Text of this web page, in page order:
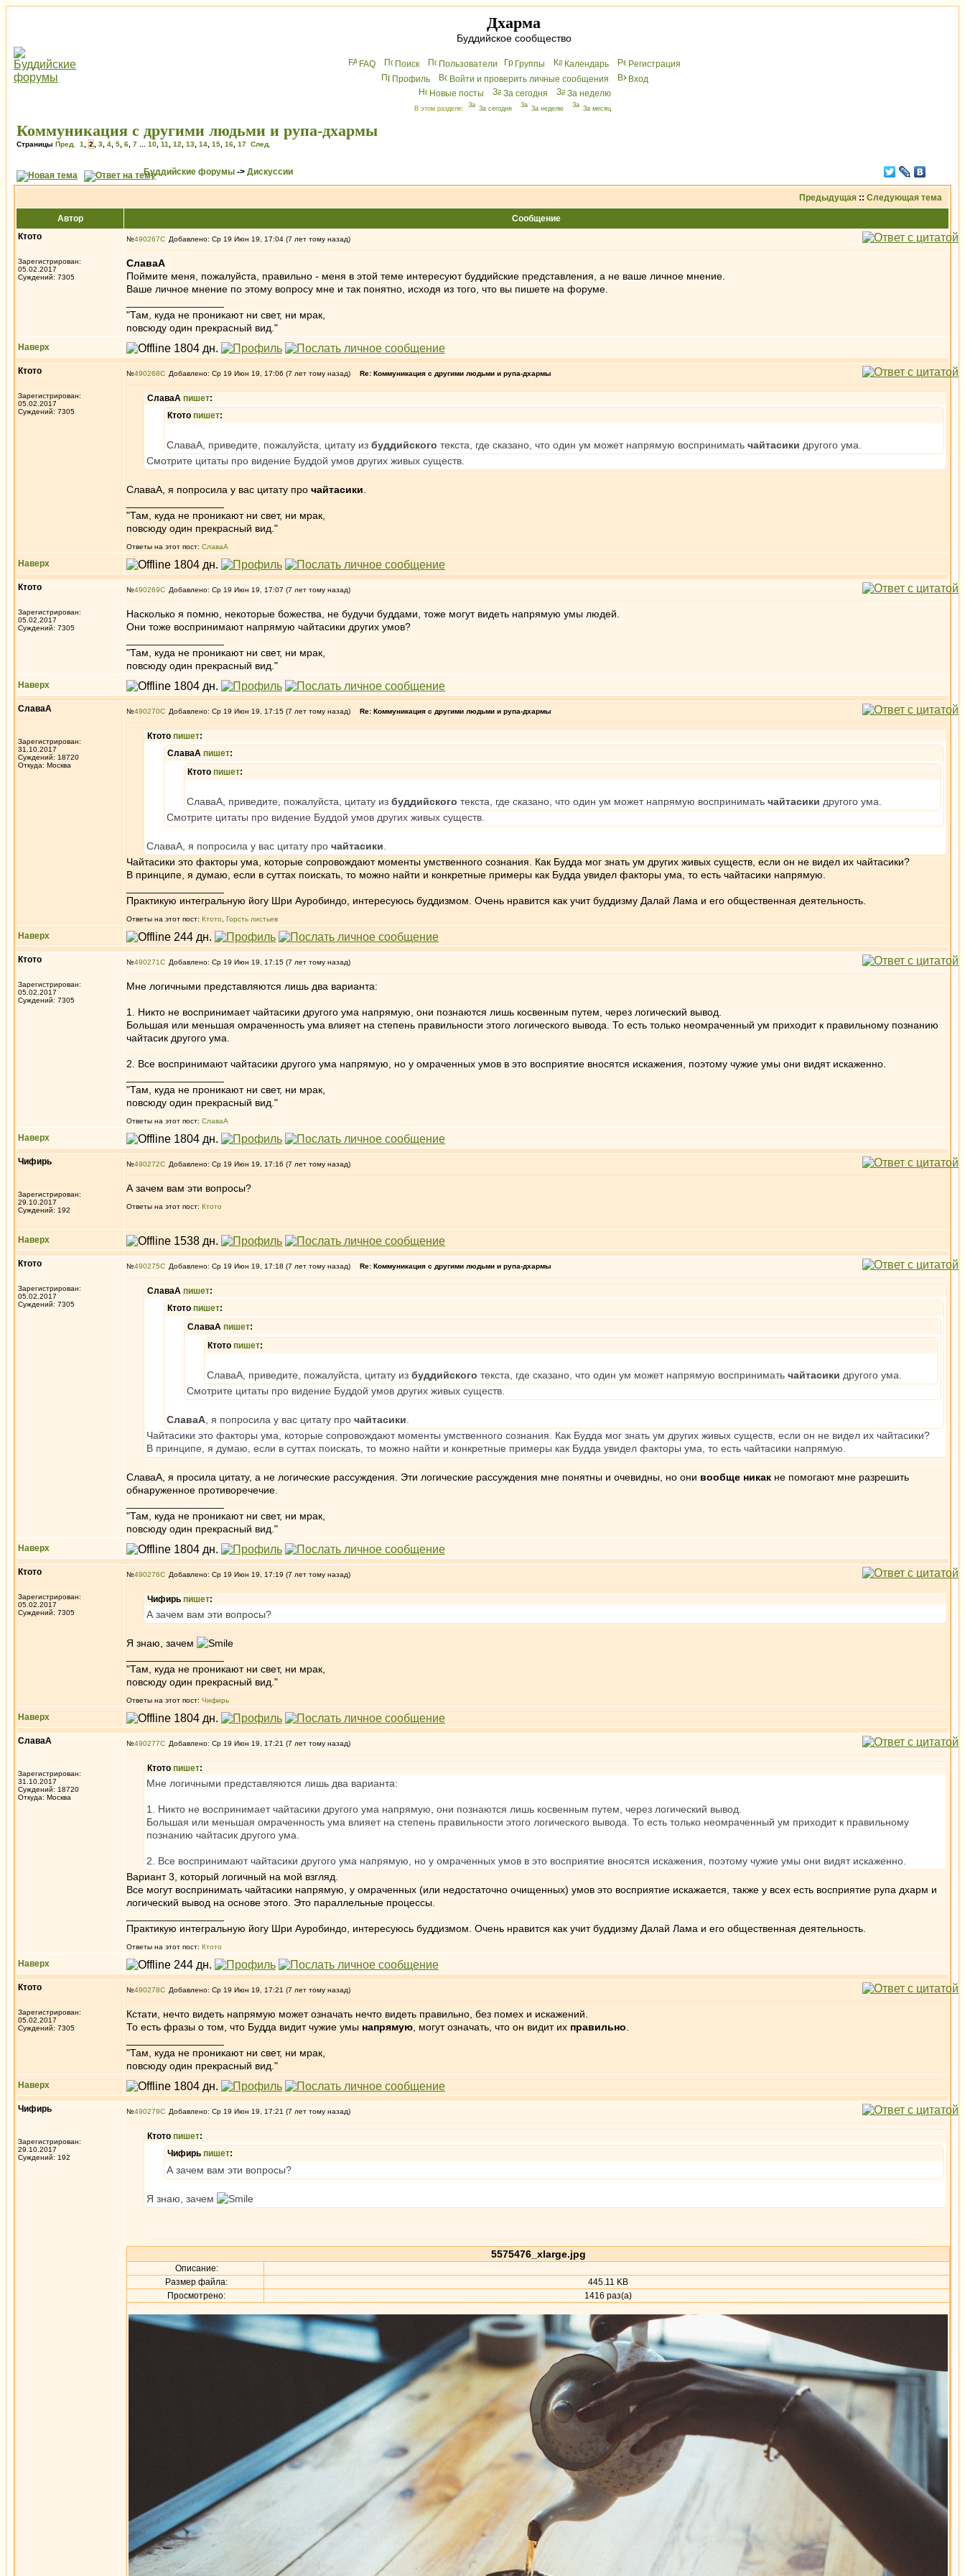
Дхарма
Буддийское сообщество
FAQ Поиск Пользователи Группы Календарь
Peгиcтрaция
Профиль
Войти и проверить личные сообщения
Вхoд
Новые посты
За сегодня За неделю
В этом разделе: За сегодня За неделю За месяц
Коммуникация с другими людьми и рупа-дхармы
Страницы Пред. 1 2 3 4 5 6 7 10 11 12 13 14 15 16 17 След.
Буддийские форумы -> Дискуссии
Предыдущая :: Следующая тема
Автор
Сообщение
Ктото
Зарегистрирован:
05.02.2017
Суждений: 7305
№490267 Добавлено: Ср 19 Июн 19, 17:04 (7 лет тому назад)
СлаваА
Поймите меня, пожалуйста, правильно - меня в этой теме интересуют буддийские представления, а не ваше личное мнение.
Ваше личное мнение по этому вопросу мне и так понятно, исходя из того, что вы пишете на форуме.
"Там, куда не проникают ни свет, ни мрак,
повсюду один прекрасный вид."
Наверх
Ктото
Зарегистрирован:
05.02.2017
Суждений: 7305
№490268 Добавлено: Ср 19 Июн 19, 17:06 (7 лет тому назад) Re: Коммуникация с другими людьми и рупа-дхармы
СлаваА пишет:
Ктото пишет:
СлаваА, приведите, пожалуйста, цитату из буддийского текста, где сказано, что один ум может напрямую воспринимать чайтасики другого ума.
Смотрите цитаты про видение Буддой умов других живых существ.
СлаваА, я попросила у вас цитату про чайтасики
"Там, куда не проникают ни свет, ни мрак,
повсюду один прекрасный вид."
Ответы на этот пост: СлаваА
Наверх
Ктото
Зарегистрирован:
05.02.2017
Суждений: 7305
№490269 Добавлено: Ср 19 Июн 19, 17:07 (7 лет тому назад)
Насколько я помню, некоторые божества, не будучи буддами, тоже могут видеть напрямую умы людей.
Они тоже воспринимают напрямую чайтасики других умов?
"Там, куда не проникают ни свет, ни мрак,
повсюду один прекрасный вид."
Наверх
СлаваА
Зарегистрирован:
31.10.2017
Суждений: 18720
Откуда: Москва
№490270 Добавлено: Ср 19 Июн 19, 17:15 (7 лет тому назад) Re: Коммуникация с другими людьми и рупа-дхармы
Ктото пишет:
СлаваА пишет:
Ктото пишет:
СлаваА, приведите, пожалуйста, цитату из буддийского текста, где сказано, что один ум может напрямую воспринимать чайтасики другого ума.
Смотрите цитаты про видение Буддой умов других живых существ.
СлаваА, я попросила у вас цитату про чайтасики
Чайтасики это факторы ума, которые сопровождают моменты умственного сознания. Как Будда мог знать ум других живых существ, если он не видел их чайтасики?
В принципе, я думаю, если в суттах поискать, то можно найти и конкретные примеры как Будда увидел факторы ума, то есть чайтасики напрямую.
Практикую интегральную йогу Шри Ауробиндо, интересуюсь буддизмом. Очень нравится как учит буддизму Далай Лама и его общественная деятельность.
Ответы на этот пост: Ктото Горсть листьев
Наверх
Ктото
Зарегистрирован:
05.02.2017
Суждений: 7305
№490271 Добавлено: Ср 19 Июн 19, 17:15 (7 лет тому назад)
Мне логичными представляются лишь два варианта:
1. Никто не воспринимает чайтасики другого ума напрямую, они познаются лишь косвенным путем, через логический вывод.
Большая или меньшая омраченность ума влияет на степень правильности этого логического вывода. То есть только неомраченный ум приходит к правильному познанию
чайтасик другого ума.
2. Все воспринимают чайтасики другого ума напрямую, но у омраченных умов в это восприятие вносятся искажения, поэтому чужие умы они видят искаженно.
"Там, куда не проникают ни свет, ни мрак,
повсюду один прекрасный вид."
Ответы на этот пост: СлаваА
Наверх
Чифирь
Зарегистрирован:
29.10.2017
Суждений: 192
№490272 Добавлено: Ср 19 Июн 19, 17:16 (7 лет тому назад)
А зачем вам эти вопросы?
Ответы на этот пост: Ктото
Наверх
Ктото
Зарегистрирован:
05.02.2017
Суждений: 7305
№490275 Добавлено: Ср 19 Июн 19, 17:18 (7 лет тому назад) Re: Коммуникация с другими людьми и рупа-дхармы
СлаваА пишет:
Ктото пишет:
СлаваА пишет:
Ктото пишет:
СлаваА, приведите, пожалуйста, цитату из буддийского текста, где сказано, что один ум может напрямую воспринимать чайтасики другого ума.
Смотрите цитаты про видение Буддой умов других живых существ.
СлаваА , я попросила у вас цитату про чайтасики
Чайтасики это факторы ума, которые сопровождают моменты умственного сознания. Как Будда мог знать ум других живых существ, если он не видел их чайтасики?
В принципе, я думаю, если в суттах поискать, то можно найти и конкретные примеры как Будда увидел факторы ума, то есть чайтасики напрямую.
СлаваА, я просила цитату, а не логические рассуждения. Эти логические рассуждения мне понятны и очевидны, но они вообще никак не помогают мне разрешить
обнаруженное противоречечие.
"Там, куда не проникают ни свет, ни мрак,
повсюду один прекрасный вид."
Наверх
Ктото
Зарегистрирован:
05.02.2017
Суждений: 7305
№490276 Добавлено: Ср 19 Июн 19, 17:19 (7 лет тому назад)
Чифирь пишет:
А зачем вам эти вопросы?
Я знаю, зачем
"Там, куда не проникают ни свет, ни мрак,
повсюду один прекрасный вид."
Ответы на этот пост: Чифирь
Наверх
СлаваА
Зарегистрирован:
31.10.2017
Суждений: 18720
Откуда: Москва
№490277 Добавлено: Ср 19 Июн 19, 17:21 (7 лет тому назад)
Ктото пишет:
Мне логичными представляются лишь два варианта:
1. Никто не воспринимает чайтасики другого ума напрямую, они познаются лишь косвенным путем, через логический вывод.
Большая или меньшая омраченность ума влияет на степень правильности этого логического вывода. То есть только неомраченный ум приходит к правильному
познанию чайтасик другого ума.
2. Все воспринимают чайтасики другого ума напрямую, но у омраченных умов в это восприятие вносятся искажения, поэтому чужие умы они видят искаженно.
Вариант 3, который логичный на мой взгляд.
Все могут воспринимать чайтасики напрямую, у омраченных (или недостаточно очищенных) умов это восприятие искажается, также у всех есть восприятие рупа дхарм и
логический вывод на основе этого. Это параллельные процессы.
Практикую интегральную йогу Шри Ауробиндо, интересуюсь буддизмом. Очень нравится как учит буддизму Далай Лама и его общественная деятельность.
Ответы на этот пост: Ктото
Наверх
Ктото
Зарегистрирован:
05.02.2017
Суждений: 7305
№490278 Добавлено: Ср 19 Июн 19, 17:21 (7 лет тому назад)
Кстати, нечто видеть напрямую может означать нечто видеть правильно, без помех и искажений.
То есть фразы о том, что Будда видит чужие умы напрямую , могут означать, что он видит их правильно
"Там, куда не проникают ни свет, ни мрак,
повсюду один прекрасный вид."
Наверх
Чифирь
Зарегистрирован:
29.10.2017
Суждений: 192
№490279 Добавлено: Ср 19 Июн 19, 17:21 (7 лет тому назад)
Ктото пишет:
Чифирь пишет:
А зачем вам эти вопросы?
Я знаю, зачем
5575476_xlarge.jpg
Описание:
Размер файла:
445.11 KB
Просмотрено:
1416 раз(а)